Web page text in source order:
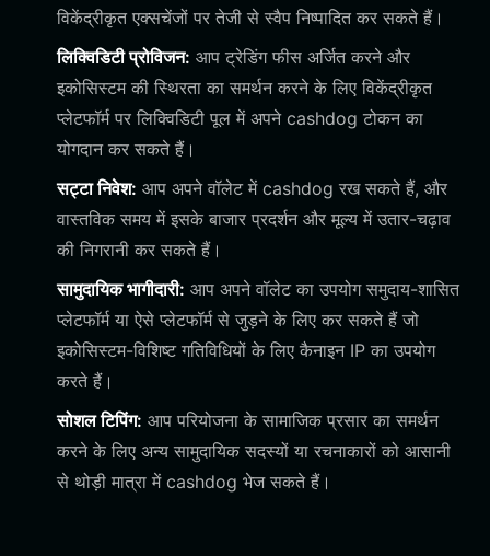
विकेंद्रीकृत एक्सचेंजों पर तेजी से स्वैप निष्पादित कर सकते हैं।
लिक्विडिटी प्रोविजन: आप ट्रेडिंग फीस अर्जित करने और
इकोसिस्टम की स्थिरता का समर्थन करने के लिए विकेंद्रीकृत
प्लेटफॉर्म पर लिक्विडिटी पूल में अपने cashdog टोकन का
योगदान कर सकते हैं।
सट्टा निवेश: आप अपने वॉलेट में cashdog रख सकते हैं, और
वास्तविक समय में इसके बाजार प्रदर्शन और मूल्य में उतार-चढ़ाव
की निगरानी कर सकते हैं।
सामुदायिक भागीदारी: आप अपने वॉलेट का उपयोग समुदाय-शासित
प्लेटफॉर्म या ऐसे प्लेटफॉर्म से जुड़ने के लिए कर सकते हैं जो
इकोसिस्टम-विशिष्ट गतिविधियों के लिए कैनाइन IP का उपयोग
करते हैं।
सोशल टिपिंग: आप परियोजना के सामाजिक प्रसार का समर्थन
करने के लिए अन्य सामुदायिक सदस्यों या रचनाकारों को आसानी
से थोड़ी मात्रा में cashdog भेज सकते हैं।